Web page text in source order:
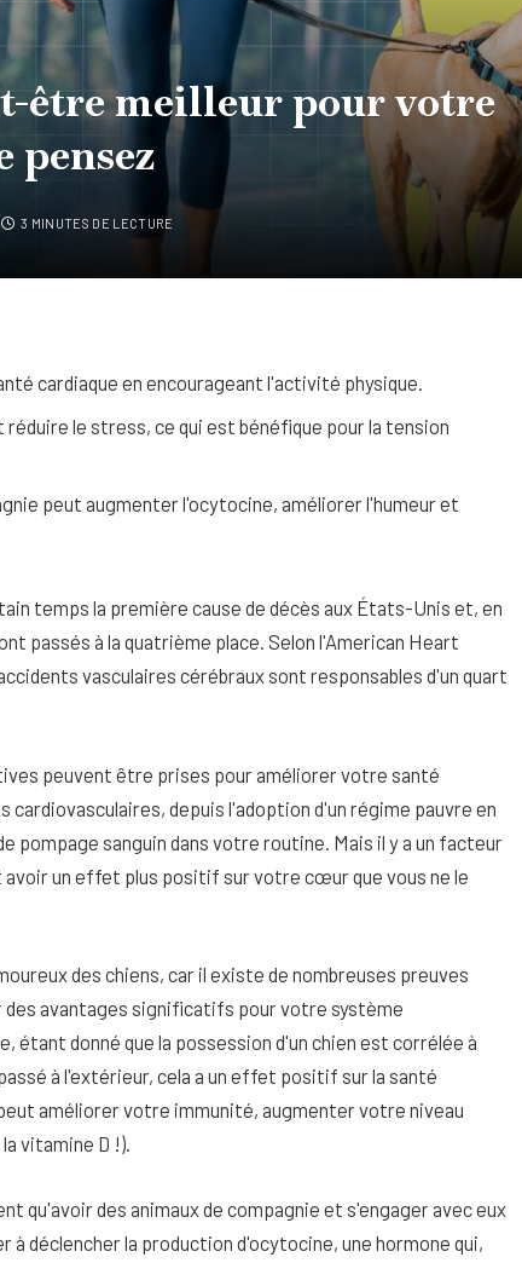
être meilleur pour votre
pensez
3 MINUTES DE LECTURE
cardiaque en encourageant l'activité physique.
le stress, ce qui est bénéfique pour la tension
peut augmenter l'ocytocine, améliorer l'humeur et
temps la première cause de décès aux États-Unis et, en
passés à la quatrième place. Selon l'American Heart
vasculaires cérébraux sont responsables d'un quart
peuvent être prises pour améliorer votre santé
depuis l'adoption d'un régime pauvre en
pompage sanguin dans votre routine. Mais il y a un facteur
avoir un effet plus positif sur votre cœur que vous ne le
des chiens, car il existe de nombreuses preuves
des avantages significatifs pour votre système
étant donné que la possession d'un chien est corrélée à
à l'extérieur, cela a un effet positif sur la santé
améliorer votre immunité, augmenter votre niveau
vitamine D !).
qu'avoir des animaux de compagnie et s'engager avec eux
déclencher la production d'ocytocine, une hormone qui,
peau